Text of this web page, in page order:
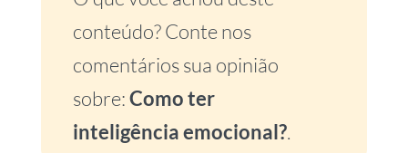
conteúdo? Conte nos
comentários sua opinião
sobre:Como ter
inteligência emocional?.